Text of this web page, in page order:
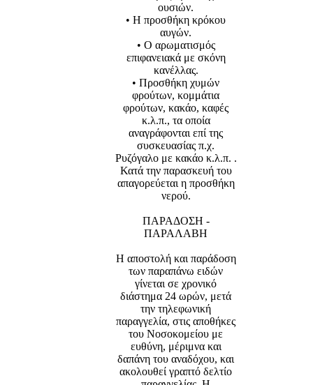
ουσιών.
• Η προσθήκη κρόκου
αυγών.
• Ο αρωματισμός
επιφανειακά με σκόνη
κανέλλας.
• Προσθήκη χυμών
φρούτων, κομμάτια
φρούτων, κακάο, καφές
κ.λ.π., τα οποία
αναγράφονται επί της
συσκευασίας π.χ.
Ρυζόγαλο με κακάο κ.λ.π. .
Κατά την παρασκευή του
απαγορεύεται η προσθήκη
νερού.
ΠΑΡΑΔΟΣΗ -
ΠΑΡΑΛΑΒΗ
Η αποστολή και παράδοση
των παραπάνω ειδών
γίνεται σε χρονικό
διάστημα 24 ωρών, μετά
την τηλεφωνική
παραγγελία, στις αποθήκες
του Νοσοκομείου με
ευθύνη, μέριμνα και
δαπάνη του αναδόχου, και
ακολουθεί γραπτό δελτίο